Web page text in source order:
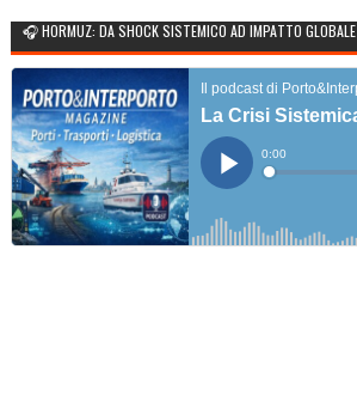
🎧 HORMUZ: DA SHOCK SISTEMICO AD IMPATTO GLOBALE